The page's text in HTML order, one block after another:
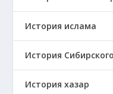
История ислама
История
История хазар